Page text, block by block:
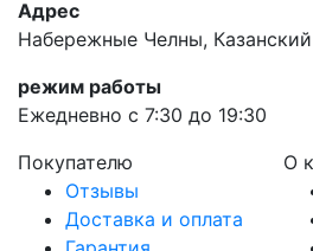
Адрес
Набережные Челны,
режим работы
Ежедневно с 7:30 до 19:30
Покупателю
Отзывы
Доставка и оплата
О